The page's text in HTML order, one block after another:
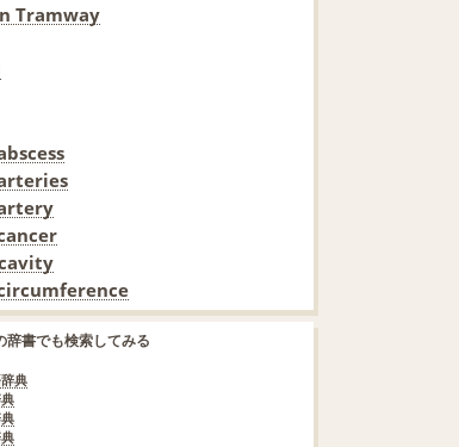
Tramway
書でも検索してみる
典